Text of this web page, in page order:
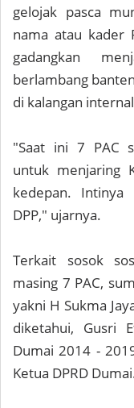
gelojak pasca
nama atau kader
gadangkan
berlambang
di kalangan
"Saat ini 7 PAC
untuk menjaring
kedepan. Intinya
DPP," ujarnya.
Terkait sosok
masing 7 PAC,
yakni H Sukma
diketahui, Gusri
Dumai 2014 -
Ketua DPRD